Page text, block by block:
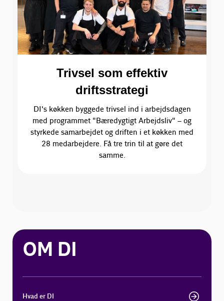
Trivsel som effektiv
driftsstrategi
DI's køkken byggede trivsel ind i arbejdsdagen
med programmet "Bæredygtigt Arbejdsliv" – og
styrkede samarbejdet og driften i et køkken med
28 medarbejdere. Få tre trin til at gøre det
samme.
OM DI
Hvad er DI